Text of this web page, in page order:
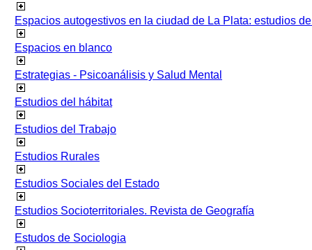
Espacios autogestivos en la ciudad de La Plata: estudios
Espacios en blanco
Estrategias - Psicoanálisis y Salud Mental
Estudios del hábitat
Estudios del Trabajo
Estudios Rurales
Estudios Sociales del Estado
Estudios Socioterritoriales. Revista de Geografía
Estudos de Sociologia